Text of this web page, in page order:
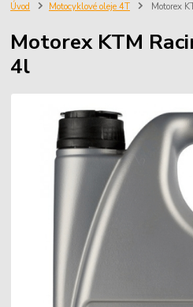
Úvod Motocyklové oleje 4T Motorex
Motorex KTM
4l